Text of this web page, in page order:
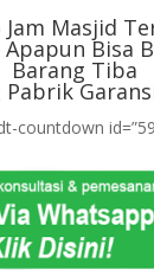
Jam Masjid
Apapun Bisa
Barang Tiba
Pabrik
countdown